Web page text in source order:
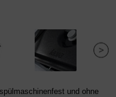
und ohne